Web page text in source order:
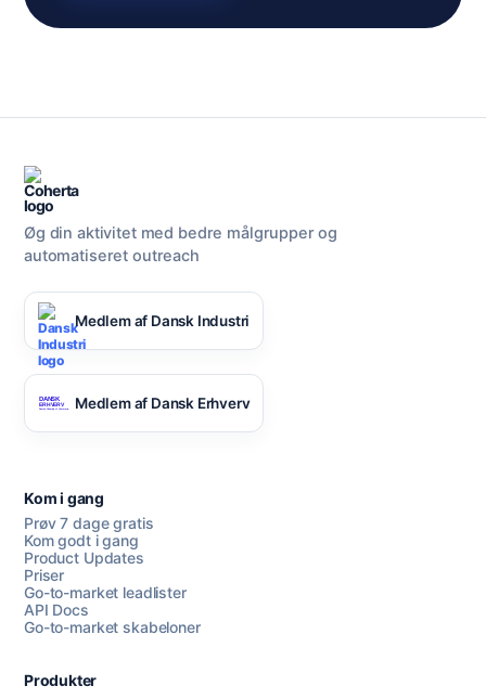
Øg din aktivitet med bedre målgrupper og
automatiseret outreach
Medlem af Dansk Industri
Medlem af Dansk Erhverv
Kom i gang
Prøv 7 dage gratis
Kom godt i gang
Product Updates
Priser
Go-to-market leadlister
API Docs
Go-to-market skabeloner
Produkter